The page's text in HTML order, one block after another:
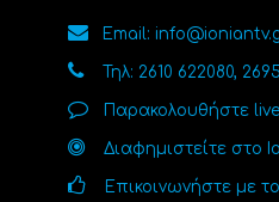
Email:
Τηλ: 2610 622080,
Παρακολουθήστε live
Διαφημιστείτε στο
Επικοινωνήστε με